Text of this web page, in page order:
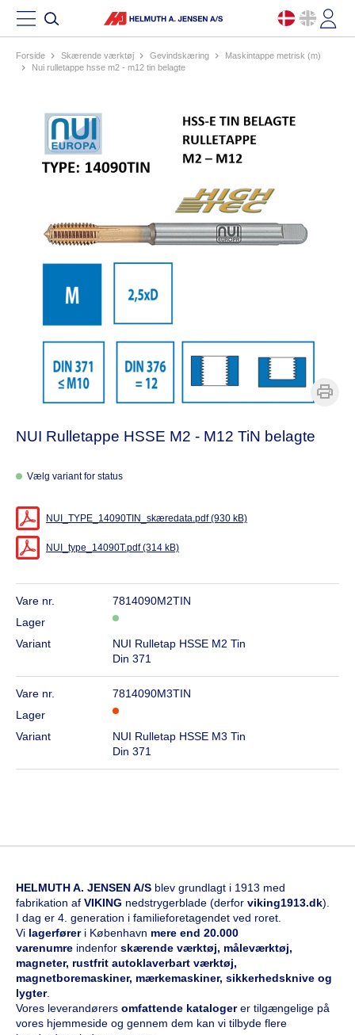
Forside skærende værktøj gevindskæring
maskintappe metrisk (m)
nui rulletappe hsse m2 - m12 tin belagte
NUI Rulletappe HSSE M2 - M12 TiN belagte
Vælg variant for status
NUI_TYPE_14090TIN_skæredata.pdf (930 kB)
NUI_type_14090T.pdf (314 kB)
Vare nr.
7814090M2TIN
Lager
Variant
NUI Rulletap HSSE M2 Tin
Din 371
Vare nr.
7814090M3TIN
Lager
Variant
NUI Rulletap HSSE M3 Tin
Din 371
HELMUTH A. JENSEN A/S blev grundlagt i 1913 med
fabrikation af VIKING nedstrygerblade (derfor viking1913.dk).
I dag er 4. generation i familieforetagendet ved roret.
Vi lagerfører i København mere end 20.000
varenumre indenfor skærende værktøj, måleværktøj,
magneter, rustfrit autoklaverbart værktøj,
magnetboremaskiner, mærkemaskiner, sikkerhedsknive og
lygter.
Vores leverandørers omfattende katalogerer tilgængelige på
vores hjemmeside og gennem dem kan vi tilbyde flere